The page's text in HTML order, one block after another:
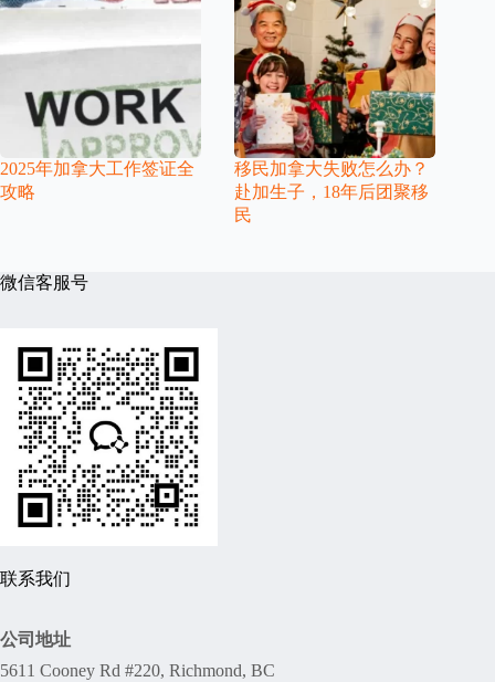
2025年加拿大工作签证全
攻略
移民加拿大失败怎么办？
赴加生子，18年后团聚移
民
微信客服号
联系我们
公司地址
5611 Cooney Rd #220, Richmond, BC